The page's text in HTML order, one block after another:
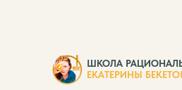
ШКОЛА
ЕКАТЕРИНЫ